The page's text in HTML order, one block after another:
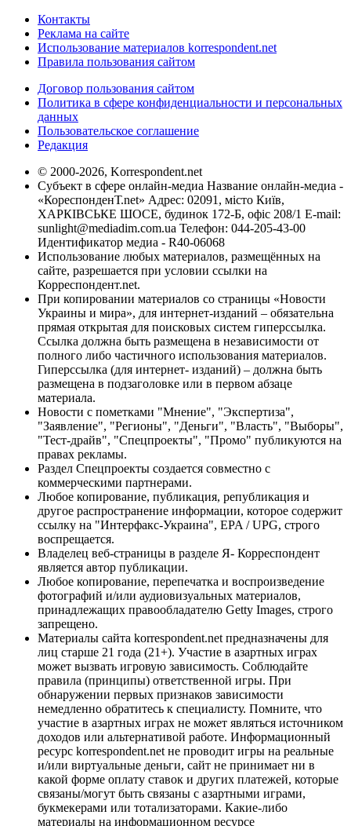
Контакты
Реклама на сайте
Использование материалов korrespondent.net
Правила пользования сайтом
Договор пользования сайтом
Политика в сфере конфиденциальности и персональных
данных
Пользовательское соглашение
Редакция
© 2000-2026, Korrespondent.net
Субъект в сфере онлайн-медиа Название онлайн-медиа -
«КореспонденТ.net» Адрес: 02091, місто Київ,
ХАРКІВСЬКЕ ШОСЕ, будинок 172-Б, офіс 208/1 E-mail:
sunlight@mediadim.com.ua Телефон: 044-205-43-00
Идентификатор медиа - R40-06068
Использование любых материалов, размещённых на
сайте, разрешается при условии ссылки на
Корреспондент.net.
При копировании материалов со страницы «Новости
Украины и мира», для интернет-изданий – обязательна
прямая открытая для поисковых систем гиперссылка.
Ссылка должна быть размещена в независимости от
полного либо частичного использования материалов.
Гиперссылка (для интернет- изданий) – должна быть
размещена в подзаголовке или в первом абзаце
материала.
Новости с пометками "Мнение", "Экспертиза",
"Заявление", "Регионы", "Деньги", "Власть", "Выборы",
"Тест-драйв", "Спецпроекты", "Промо" публикуются на
правах рекламы.
Раздел Спецпроекты создается совместно с
коммерческими партнерами.
Любое копирование, публикация, републикация и
другое распространение информации, которое содержит
ссылку на "Интерфакс-Украина", EPA / UPG, строго
воспрещается.
Владелец веб-страницы в разделе Я- Корреспондент
является автор публикации.
Любое копирование, перепечатка и воспроизведение
фотографий и/или аудиовизуальных материалов,
принадлежащих правообладателю Getty Images, строго
запрещено.
Материалы сайта korrespondent.net предназначены для
лиц старше 21 года (21+). Участие в азартных играх
может вызвать игровую зависимость. Соблюдайте
правила (принципы) ответственной игры. При
обнаружении первых признаков зависимости
немедленно обратитесь к специалисту. Помните, что
участие в азартных играх не может являться источником
доходов или альтернативой работе. Информационный
ресурс korrespondent.net не проводит игры на реальные
и/или виртуальные деньги, сайт не принимает ни в
какой форме оплату ставок и других платежей, которые
связаны/могут быть связаны с азартными играми,
букмекерами или тотализаторами. Какие-либо
материалы на информационном ресурсе